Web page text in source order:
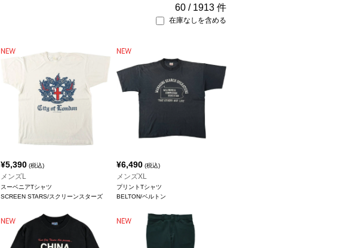
60 / 1913 件
在庫なしを含める
¥5,390 (税込)
メンズL
スーベニアTシャツ
SCREEN STARS/スクリーンスターズ
¥6,490 (税込)
メンズXL
プリントTシャツ
BELTON/ベルトン